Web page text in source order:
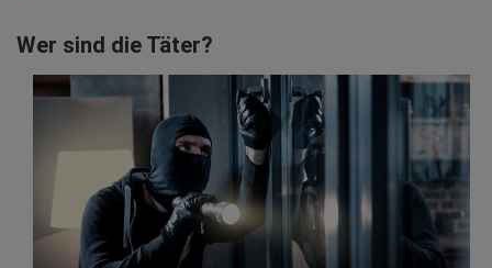
Wer sind die Täter?